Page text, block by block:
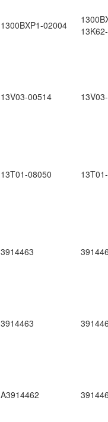
1300BXP1-02004
13V03-00514
13T01-08050
3914463
3914463
A3914462